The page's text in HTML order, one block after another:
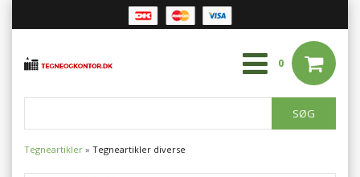
0
Tegneartikler » Tegneartikler diverse